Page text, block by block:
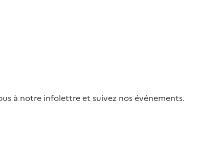
à notre infolettre et suivez nos événements.